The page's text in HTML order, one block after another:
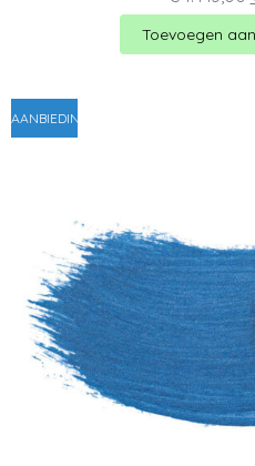
Toevoegen
AANBIEDING!